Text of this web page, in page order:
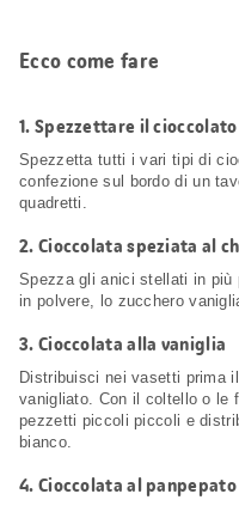
Ecco come fare
1.Spezzettare il cioccolato
Spezzetta tutti i vari tipi di
confezione sul bordo di un
quadretti.
2.Cioccolata speziata al
Spezza gli anici stellati in
in polvere, lo zucchero
3.Cioccolata alla vaniglia
Distribuisci nei vasetti prima
vanigliato. Con il coltello o le
pezzetti piccoli piccoli e
bianco.
4.Cioccolata al